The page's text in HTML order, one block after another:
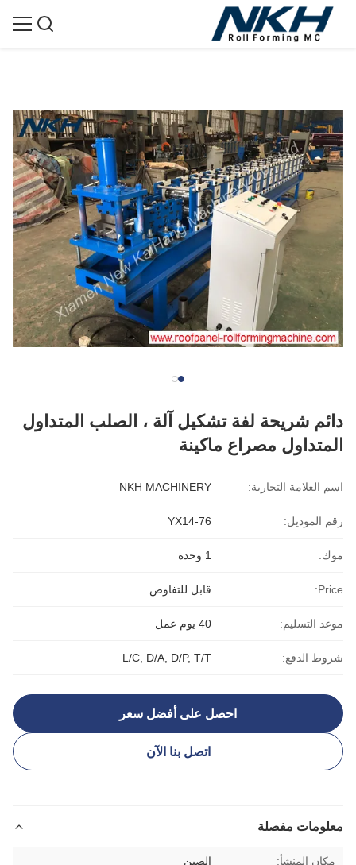
دائم شريحة لفة تشكيل آلة ، الصلب المتداول
المتداول مصراع ماكينة
اسم العلامة التجارية: NKH MACHINERY
رقم الموديل: YX14-76
موك: 1 وحدة
Price: قابل للتفاوض
موعد التسليم: 40 يوم عمل
شروط الدفع: L/C, D/A, D/P, T/T
احصل على أفضل سعر
اتصل بنا الآن
معلومات مفصلة
مكان المنشأ: الصين